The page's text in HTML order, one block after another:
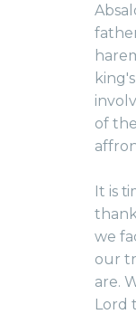
of
It is
we
our
are.
Lord